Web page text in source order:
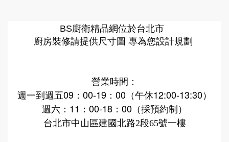
BS廚衛精品網位於台北市
廚房裝修請提供尺寸圖 專為您設計規劃
營業時間：
週一到週五09：00-19：00（午休12:00-13:30）
週六：11：00-18：00（採預約制）
台北市中山區建國北路2段65號一樓